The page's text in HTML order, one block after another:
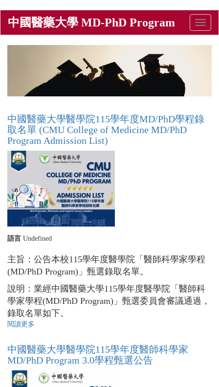
主
中國醫藥大學 MD-PhD Program
Toggle
中國醫藥大學醫學院115學年度MD/PhD學程錄
取名單 (CMU College of Medicine MD/PhD
Program Admission List)
語言 Undefined
主旨：公告本校115學年度醫學院「醫師科學家學程
(MD/PhD Program)」甄選錄取名單。
說明：業經中國醫藥大學115學年度醫學院「醫師科
學家學程(MD/PhD Program)」甄選委員會審議通過，
錄取名單如下。
閱讀更多
中
國
醫
藥
大
中國醫藥大學醫學院115學年度醫師科學家
MD/PhD Program 3.0學程甄選公告